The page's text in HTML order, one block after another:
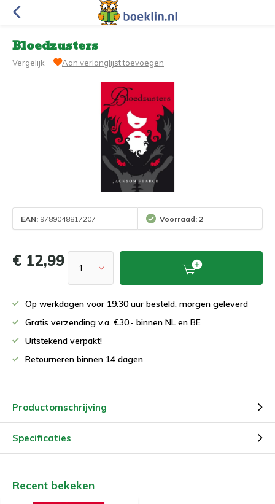
Bloedzusters
Vergelijk Aan verlanglijst toevoegen
EAN: 9789048817207 Voorraad: 2
€ 12,99
Op werkdagen voor 19:30 uur besteld, morgen geleverd
Gratis verzending v.a. €30,- binnen NL en BE
Uitstekend verpakt!
Retourneren binnen 14 dagen
Productomschrijving
Specificaties
Recent bekeken